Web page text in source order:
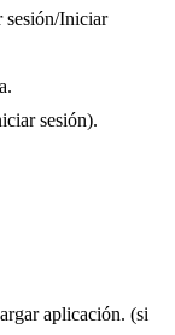
sesión/Iniciar
sesión).
aplicación. (si